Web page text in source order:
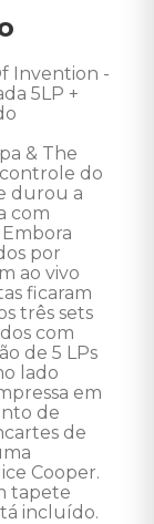
Invention -
5LP +
& The
do
durou a
com
por
ao vivo
ficaram
três sets
com
de 5 LPs
lado
em
de
de
Cooper.
tapete
incluído.